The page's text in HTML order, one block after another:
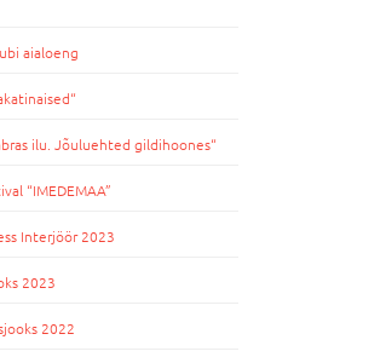
aialoeng
ilu. Jõuluehted gildihoones“
“IMEDEMAA”
Interjöör 2023
2023
2022